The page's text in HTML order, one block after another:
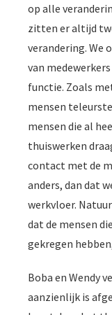
op alle
zitten er altijd
verandering. We
van
functie. Zoals
mensen
mensen die al
thuiswerken
contact met de
anders, dan dat
werkvloer.
dat de mensen
gekregen
Boba en Wendy
aanzienlijk is